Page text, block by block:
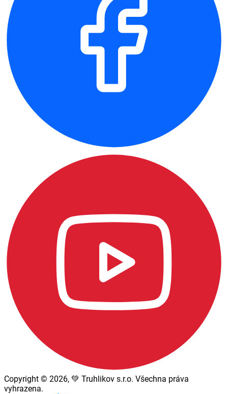
Copyright © 2026, 💚 Truhlikov s.r.o. Všechna práva
vyhrazena.